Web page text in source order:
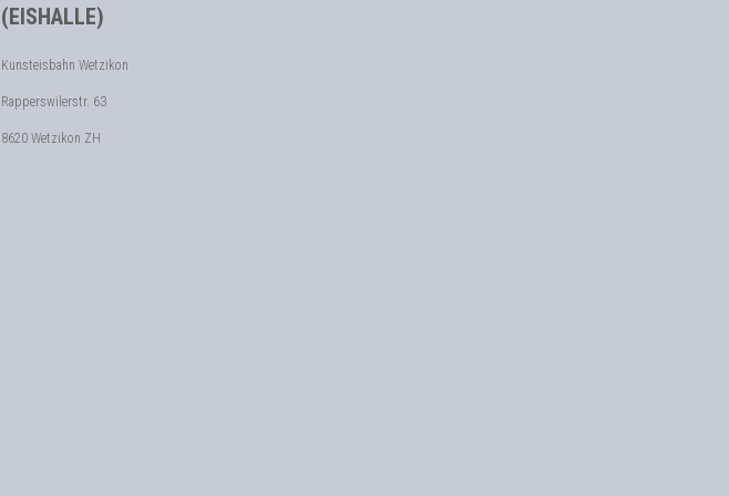
(EISHALLE)
Kunsteisbahn Wetzikon
Rapperswilerstr. 63
8620 Wetzikon ZH